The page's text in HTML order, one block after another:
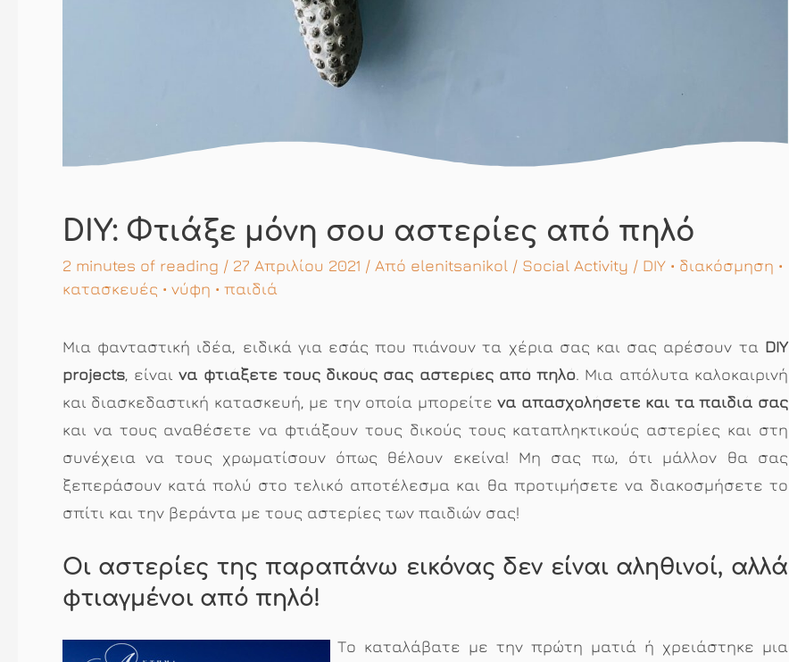
DIY: Φτιάξε μόνη σου αστερίες από πηλό
2 minutes of reading / 27 Απριλίου 2021 / Από elenitsanikol / Social Activity / DIY • διακόσμηση •
κατασκευές • νύφη • παιδιά
Μια φανταστική ιδέα, ειδικά για εσάς που πιάνουν τα χέρια σας και σας αρέσουν τα DIY
projects, είναινα φτιάξετε τους δικούς σας αστερίες από πηλό. Μια απόλυτα καλοκαιρινή
και διασκεδαστική κατασκευή, με την οποία μπορείτενα απασχολήσετε και τα παιδιά σας
και να τους αναθέσετε να φτιάξουν τους δικούς τους καταπληκτικούς αστερίες και στη
συνέχεια να τους χρωματίσουν όπως θέλουν εκείνα! Μη σας πω, ότι μάλλον θα σας
ξεπεράσουν κατά πολύ στο τελικό αποτέλεσμα και θα προτιμήσετε να διακοσμήσετε το
σπίτι και την βεράντα με τους αστερίες των παιδιών σας!
Οι αστερίες της παραπάνω εικόνας δεν είναι αληθινοί, αλλά
φτιαγμένοι από πηλό!
Το καταλάβατε με την πρώτη ματιά ή χρειάστηκε μια